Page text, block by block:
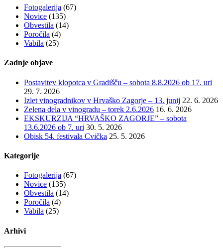
Fotogalerija (67)
Novice (135)
Obvestila (14)
Poročila (4)
Vabila (25)
Zadnje objave
Postavitev klopotca v Gradišču – sobota 8.8.2026 ob 17. uri
29. 7. 2026
Izlet vinogradnikov v Hrvaško Zagorje – 13. junij 22. 6. 2026
Zelena dela v vinogradu – torek 2.6.2026 16. 6. 2026
EKSKURZIJA “HRVAŠKO ZAGORJE” – sobota
13.6.2026 ob 7. uri 30. 5. 2026
Obisk 54. festivala Cvička 25. 5. 2026
Kategorije
Fotogalerija (67)
Novice (135)
Obvestila (14)
Poročila (4)
Vabila (25)
Arhivi